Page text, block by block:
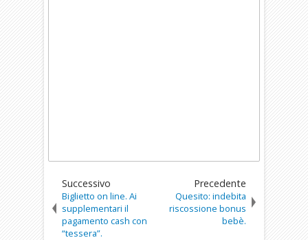
Successivo
Biglietto on line. Ai
supplementari il
pagamento cash con
“tessera”.
Precedente
Quesito: indebita
riscossione bonus
bebè.